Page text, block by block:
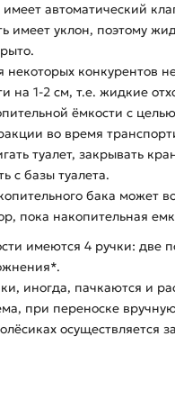
автоматический
имеет уклон, поэтому
некоторых конкурентов
на 1-2 см, т.е. жидкие
ёмкости с
во время
туалет, закрывать
с базы туалета.
бака может
пока накопительная
имеются 4 ручки: две
иногда, пачкаются и
при переноске
осуществляется